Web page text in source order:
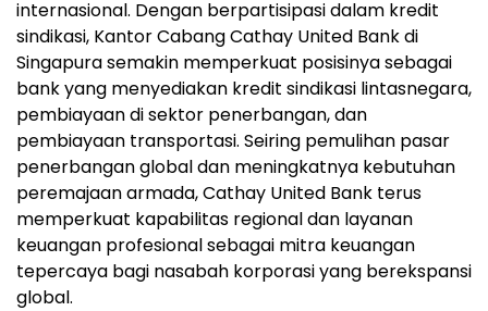
internasional. Dengan berpartisipasi dalam kredit
sindikasi, Kantor Cabang Cathay United Bank di
Singapura semakin memperkuat posisinya sebagai
bank yang menyediakan kredit sindikasi lintasnegara,
pembiayaan di sektor penerbangan, dan
pembiayaan transportasi. Seiring pemulihan pasar
penerbangan global dan meningkatnya kebutuhan
peremajaan armada, Cathay United Bank terus
memperkuat kapabilitas regional dan layanan
keuangan profesional sebagai mitra keuangan
tepercaya bagi nasabah korporasi yang berekspansi
global.